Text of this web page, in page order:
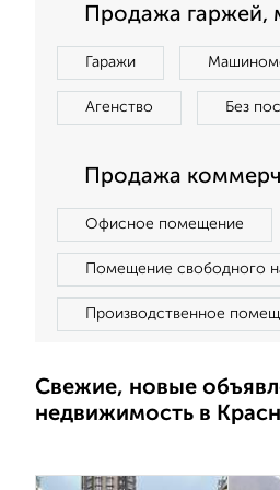
Продажа гаржей,
Гаражи
Агенство Без
Продажа
Офисное помещение
Помещение свободного
Производственное
Свежие, новые
недвижимость в